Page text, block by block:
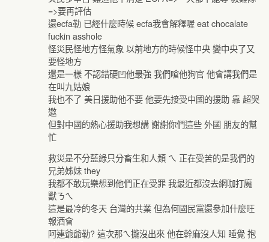
=>要再評估
還ecfa勒 已經什麼時候 ecfa我會解釋喔 eat chocalate
fuckin asshole
怪災民怪地方怪氣象 以前地方的時候怪中央 變中央了又
要怪地方
還是一樣 不認錯硬凹他最強 我們嗆他狗官 他會講我們是
在叫九姑娘
我也不了 美日援助他不要 他要先接受中國的援助 靠 超哭
邀
但對中國的熱心援助我想講 謝謝你們這些 外國 朋友的幫
忙
救災是不分藍綠只分畜生和人類 ㄟ 正在受苦的是我們的
兄弟姊妹 they
我都不敢玩樂想到他們正在受罪 我最近都沒去網咖打魔
獸ㄋㄟ
這是最冷的冬天 台灣的共業 但為何國民黨還參加什麼旺
報酒會
阿連爺爺勒? 這次那ㄟ攏沒出來 他在幹麻沒人知 睡覺 抱